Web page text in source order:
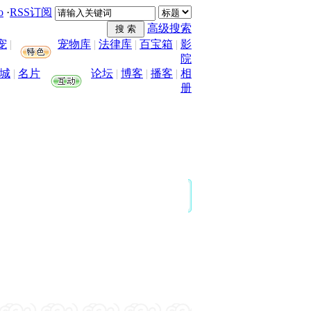
·RSS订阅
高级搜索
| 宠物库 | 法律库 | 百宝箱 | 影
院
| 名片 论坛 | 博客 | 播客 | 相
册